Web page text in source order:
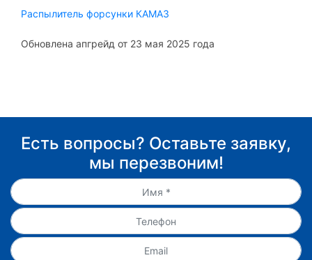
Распылитель форсунки КАМАЗ
Обновлена апгрейд от 23 мая 2025 года
Есть вопросы? Оставьте заявку,
мы перезвоним!